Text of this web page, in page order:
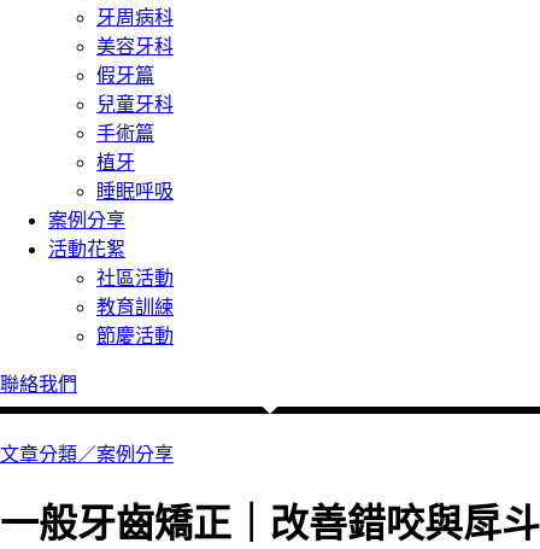
牙周病科
美容牙科
假牙篇
兒童牙科
手術篇
植牙
睡眠呼吸
案例分享
活動花絮
社區活動
教育訓練
節慶活動
聯絡我們
文章分類／案例分享
一般牙齒矯正｜改善錯咬與戽斗